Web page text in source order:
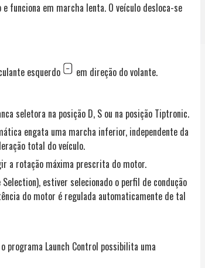
funciona em marcha lenta. O veículo desloca-se
esquerdo
em direção do volante.
seletora na posição D, S ou na posição Tiptronic.
engata uma marcha inferior, independente da
total do veículo.
a rotação máxima prescrita do motor.
estiver selecionado o perfil de condução
do motor é regulada automaticamente de tal
programa Launch Control possibilita uma